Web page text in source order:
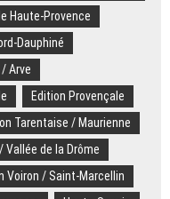
Haute-Provence
Dauphiné
Arve
Edition Provençale
Tarentaise / Maurienne
Vallée de la Drôme
Voiron / Saint-Marcellin